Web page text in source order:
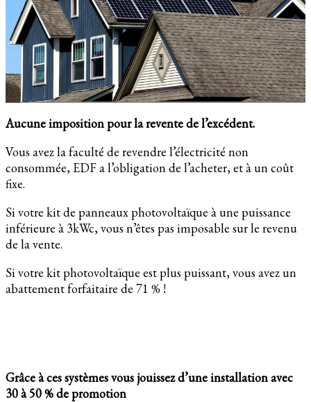
Aucune imposition pour la revente de l’excédent.
Vous avez la faculté de revendre l’électricité non
consommée, EDF a l’obligation de l’acheter, et à un coût
fixe.
Si votre kit de panneaux photovoltaïque à une puissance
inférieure à 3kWc, vous n’êtes pas imposable sur le revenu
de la vente.
Si votre kit photovoltaïque est plus puissant, vous avez un
abattement forfaitaire de 71 % !
Grâce à ces systèmes vous jouissez d’une installation avec
30 à 50 % de promotion